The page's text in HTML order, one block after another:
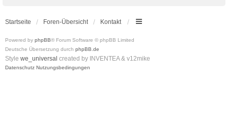
Startseite Foren-Übersicht Kontakt
Powered by phpBB® Forum Software © phpBB Limited
Deutsche Übersetzung durch phpBB.de
Style we_universal created by INVENTEA & v12mike
Datenschutz Nutzungsbedingungen